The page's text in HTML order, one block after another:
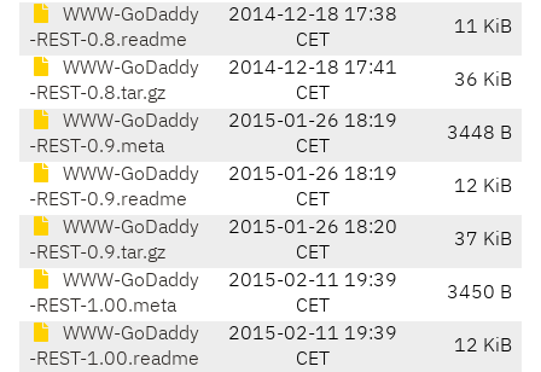
WWW-GoDaddy
-REST-0.8.readme
2014-12-18 17:38
CET
11 KiB
WWW-GoDaddy
-REST-0.8.tar.gz
2014-12-18 17:41
CET
36 KiB
WWW-GoDaddy
-REST-0.9.meta
2015-01-26 18:19
CET
3448 B
WWW-GoDaddy
-REST-0.9.readme
2015-01-26 18:19
CET
12 KiB
WWW-GoDaddy
-REST-0.9.tar.gz
2015-01-26 18:20
CET
37 KiB
WWW-GoDaddy
-REST-1.00.meta
2015-02-11 19:39
CET
3450 B
WWW-GoDaddy
-REST-1.00.readme
2015-02-11 19:39
CET
12 KiB